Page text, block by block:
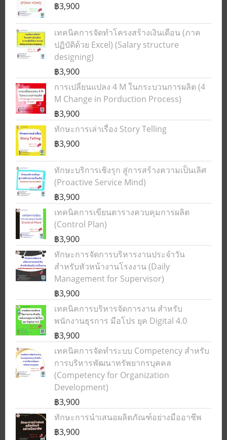
฿3,900
เทคนิคการจัดทำโครงสร้างเงินเดือน (ภาค
ปฏิบัติด้วย Excel) (Salary structure
designing)
฿3,900
การเปลี่ยนแปลง 4 M ในกระบวนการผลิต (4
M Change in Porduction Process)
฿3,900
ทักษะการเล่าเรื่อง Story Telling
฿3,900
ทักษะบริการเชิงรุก สู่การสร้างความเป็นเลิศ
(Proactive Service Mind)
฿3,900
เทคนิคการเขียนตารางควบคุมการผลิต
(Control Plan)
฿3,900
ทักษะการจัดการบริหารงานประจำวัน
สำหรับหัวหน้างานโรงงาน (Daily
Management for Supervisor)
฿3,900
เทคนิคการบริหารจัดการงาน สำหรับ
พนักงานธุรการ มือโปร ยุค Digital 4.0
฿3,900
เทคนิคการจัดทำระบบ Competency สำหรับ
การบริหารพัฒนาทรัพยากรบุคคล
(Competency for Organization
Development)
฿3,900
ทักษะการนำเสนอผลิตภัณฑ์อย่างมืออาชีพ
฿3,900